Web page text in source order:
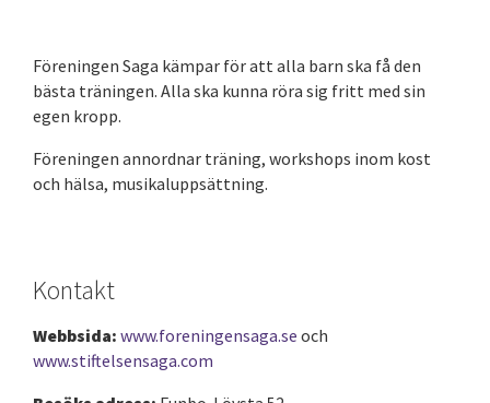
Föreningen Saga kämpar för att alla barn ska få den
bästa träningen. Alla ska kunna röra sig fritt med sin
egen kropp.
Föreningen annordnar träning, workshops inom kost
och hälsa, musikaluppsättning.
Kontakt
Webbsida: www.foreningensaga.se och
www.stiftelsensaga.com